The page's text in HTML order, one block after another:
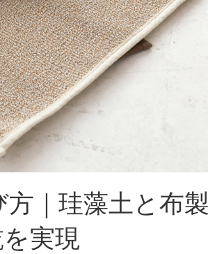
｜珪藻土と布
実現